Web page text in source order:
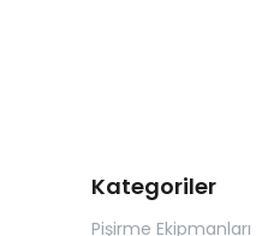
Kategoriler
Pişirme Ekipmanları